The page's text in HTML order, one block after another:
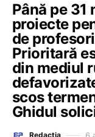
Până pe 31
proiecte
de
Prioritară
din mediul
scos
Ghidul
Redacția 6